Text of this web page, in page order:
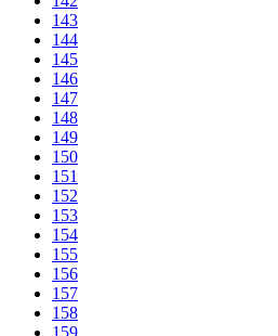
143
144
145
146
147
148
149
150
151
152
153
154
155
156
157
158
159